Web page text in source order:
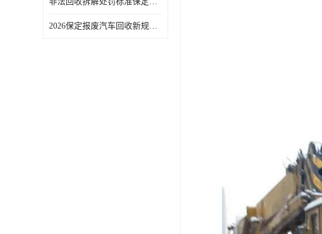
2026保定报废汽车回收新规解读车主必看